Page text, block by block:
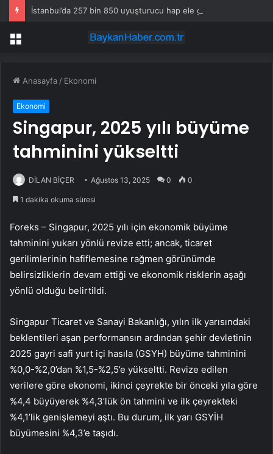
İstanbul’da 257 bin 850 uyuşturucu hap ele geçirildi
Menü
Anasayfa / Ekonomi
Ekonomi
Singapur, 2025 yılı büyüme
tahminini yükseltti
DİLAN BİÇER Ağustos 13, 2025 0 0
1 dakika okuma süresi
Foreks – Singapur, 2025 yılı için ekonomik büyüme
tahminini yukarı yönlü revize etti; ancak, ticaret
gerilimlerinin hafiflemesine rağmen görünümde
belirsizliklerin devam ettiği ve ekonomik risklerin aşağı
yönlü olduğu belirtildi.
Singapur Ticaret ve Sanayi Bakanlığı, yılın ilk yarısındaki
beklentileri aşan performansın ardından şehir devletinin
2025 gayri safi yurt içi hasıla (GSYH) büyüme tahminini
%0,0-%2,0’dan %1,5-%2,5’e yükseltti. Revize edilen
verilere göre ekonomi, ikinci çeyrekte bir önceki yıla göre
%4,4 büyüyerek %4,3’lük ön tahmini ve ilk çeyrekteki
%4,1’lik genişlemeyi aştı. Bu durum, ilk yarı GSYİH
büyümesini %4,3’e taşıdı.